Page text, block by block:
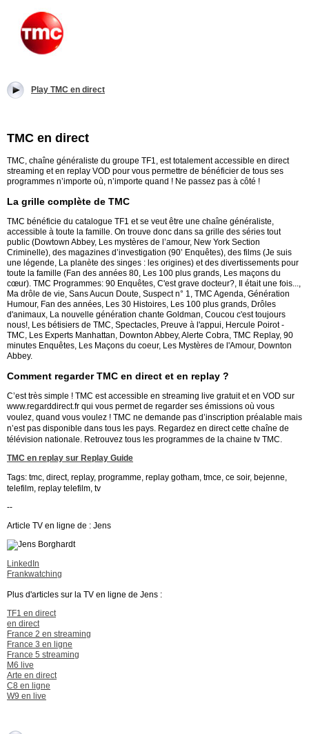
Play TMC en direct
TMC en direct
TMC, chaîne généraliste du groupe TF1, est totalement accessible en direct
streaming et en replay VOD pour vous permettre de bénéficier de tous ses
programmes n’importe où, n’importe quand ! Ne passez pas à côté !
La grille complète de TMC
TMC bénéficie du catalogue TF1 et se veut être une chaîne généraliste,
accessible à toute la famille. On trouve donc dans sa grille des séries tout
public (Dowtown Abbey, Les mystères de l’amour, New York Section
Criminelle), des magazines d’investigation (90’ Enquêtes), des films (Je suis
une légende, La planète des singes : les origines) et des divertissements pour
toute la famille (Fan des années 80, Les 100 plus grands, Les maçons du
cœur). TMC Programmes: 90 Enquêtes, C'est grave docteur?, Il était une fois...,
Ma drôle de vie, Sans Aucun Doute, Suspect n° 1, TMC Agenda, Génération
Humour, Fan des années, Les 30 Histoires, Les 100 plus grands, Drôles
d'animaux, La nouvelle génération chante Goldman, Coucou c'est toujours
nous!, Les bétisiers de TMC, Spectacles, Preuve à l'appui, Hercule Poirot -
TMC, Les Experts Manhattan, Downton Abbey, Alerte Cobra, TMC Replay, 90
minutes Enquêtes, Les Maçons du coeur, Les Mystères de l'Amour, Downton
Abbey.
Comment regarder TMC en direct et en replay ?
C’est très simple ! TMC est accessible en streaming live gratuit et en VOD sur
www.regarddirect.fr qui vous permet de regarder ses émissions où vous
voulez, quand vous voulez ! TMC ne demande pas d’inscription préalable mais
n’est pas disponible dans tous les pays. Regardez en direct cette chaîne de
télévision nationale. Retrouvez tous les programmes de la chaine tv TMC.
TMC en replay sur Replay Guide
Tags: tmc, direct, replay, programme, replay gotham, tmce, ce soir, bejenne,
telefilm, replay telefilm, tv
--
Article TV en ligne de : Jens
LinkedIn
Frankwatching
Plus d'articles sur la TV en ligne de Jens :
TF1 en direct
en direct
France 2 en streaming
France 3 en ligne
France 5 streaming
M6 live
Arte en direct
C8 en ligne
W9 en live